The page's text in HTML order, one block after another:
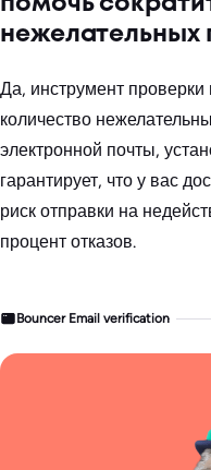
нежелательных
Да, инструмент проверки
количество
электронной почты,
гарантирует, что у вас
риск отправки на
процент отказов.
Bouncer Email verification